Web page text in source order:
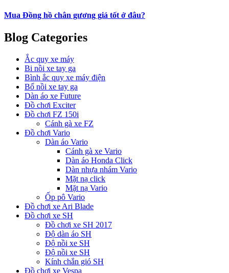
Mua Đồng hồ chân gương giá tốt ở đâu?
Blog Categories
Ắc quy xe máy
Bi nồi xe tay ga
Bình ắc quy xe máy điện
Bố nồi xe tay ga
Dàn áo xe Future
Đồ chơi Exciter
Đồ chơi FZ 150i
Cánh gà xe FZ
Đồ chơi Vario
Dàn áo Vario
Cánh gà xe Vario
Dàn áo Honda Click
Dàn nhựa nhám Vario
Mặt nạ click
Mặt nạ Vario
Ốp pô Vario
Đồ chơi xe Ari Blade
Đồ chơi xe SH
Đồ chơi xe SH 2017
Độ dàn áo SH
Độ nồi xe SH
Độ nồi xe SH
Kính chắn gió SH
Đồ chơi xe Vespa